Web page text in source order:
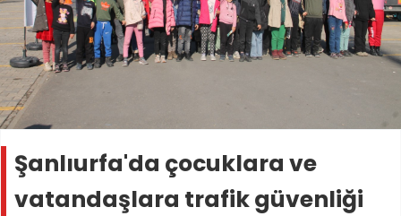
Şanlıurfa'da çocuklara ve
vatandaşlara trafik güvenliği